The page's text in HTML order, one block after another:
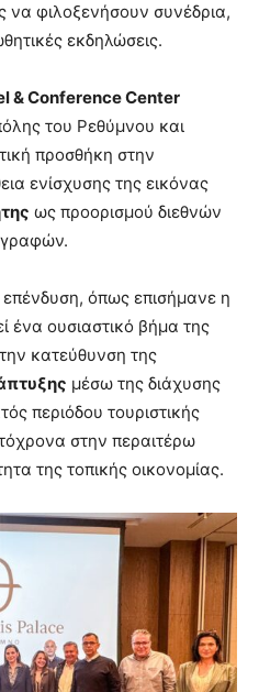
να φιλοξενήσουν συνέδρια,
εκδηλώσεις.
&ConferenceCenter
του Ρεθύμνου και
προσθήκη στην
ενίσχυσης της εικόνας
ως προορισμού διεθνών
επένδυση, όπως επισήμανε η
ένα ουσιαστικό βήμα της
κατεύθυνση της
μέσω της διάχυσης
περιόδου τουριστικής
στην περαιτέρω
της τοπικής οικονομίας.